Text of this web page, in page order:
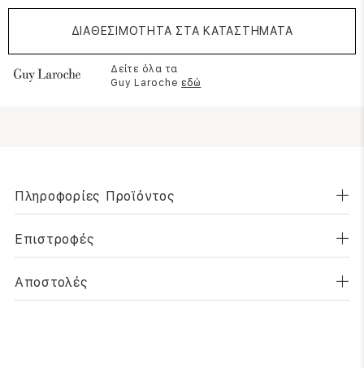
ΔΙΑΘΕΣΙΜΟΤΗΤΑ ΣΤΑ ΚΑΤΑΣΤΗΜΑΤΑ
Δείτε όλα τα
Guy Laroche εδώ
Πληροφορίες Προϊόντος
Επιστροφές
Αποστολές